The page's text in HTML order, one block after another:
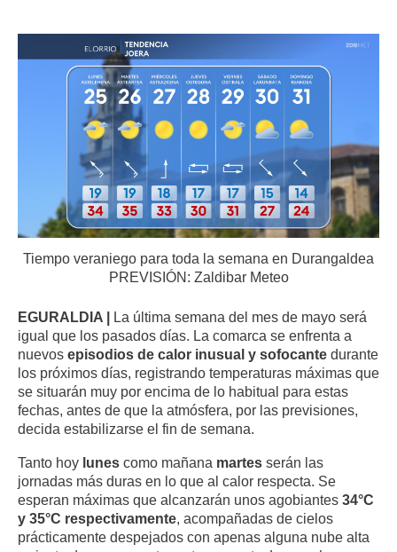
Tiempo veraniego para toda la semana en Durangaldea
PREVISIÓN: Zaldibar Meteo
EGURALDIA |
La última semana del mes de mayo será
igual que los pasados días. La comarca se enfrenta a
nuevos episodios de calor inusual y sofocante durante
los próximos días, registrando temperaturas máximas que
se situarán muy por encima de lo habitual para estas
fechas, antes de que la atmósfera, por las previsiones,
decida estabilizarse el fin de semana.
Tanto hoy lunes como mañana martes serán las
jornadas más duras en lo que al calor respecta. Se
esperan máximas que alcanzarán unos agobiantes 34°C
y 35°C respectivamente, acompañadas de cielos
prácticamente despejados con apenas alguna nube alta